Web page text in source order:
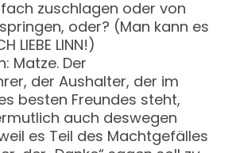
zuschlagen oder von
oder? (Man kann es
LIEBE LINN!)
Matze. Der
der Aushalter, der im
besten Freundes steht,
auch deswegen
es Teil des Machtgefälles